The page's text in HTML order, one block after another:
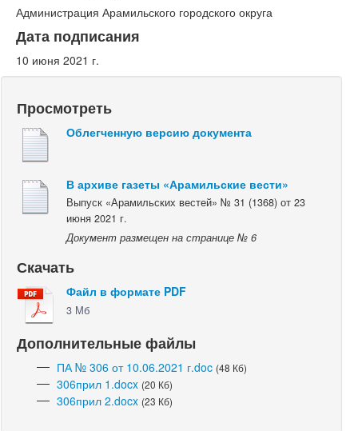
Администрация Арамильского городского округа
Дата подписания
10 июня 2021 г.
Просмотреть
Облегченную версию документа
В архиве газеты «Арамильские вести»
Выпуск «Арамильских вестей» № 31 (1368) от 23
июня 2021 г.
Документ размещен на странице № 6
Скачать
Файл в формате PDF
3 Мб
Дополнительные файлы
ПА № 306 от 10.06.2021 г.doc (48 Кб)
306прил 1.docx (20 Кб)
306прил 2.docx (23 Кб)